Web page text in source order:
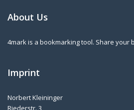
About Us
4mark is a bookmarking tool. Share your
Imprint
Norbert Kleininger
Riederstr. 3